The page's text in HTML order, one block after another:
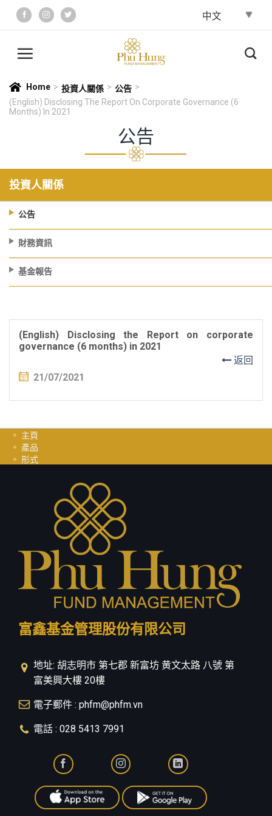
content
Home > 投資人關係 > 公告 >
(English) Disclosing The Report On Corporate Governance (6
Months) In 2021
公告
投資人關係
公告
財務資訊
基金報告
(English) Disclosing the Report on corporate
governance (6 months) in 2021
返回
21/07/2021
主頁
產品
形式
隱私政策
富鑫基金管理股份有限公司
地址: 胡志明市 第七郡 新富坊 黄文太路 八號 第
富美興大樓 20樓
電子郵件 : phfm@phfm.vn
電話 : 028 5413 7991